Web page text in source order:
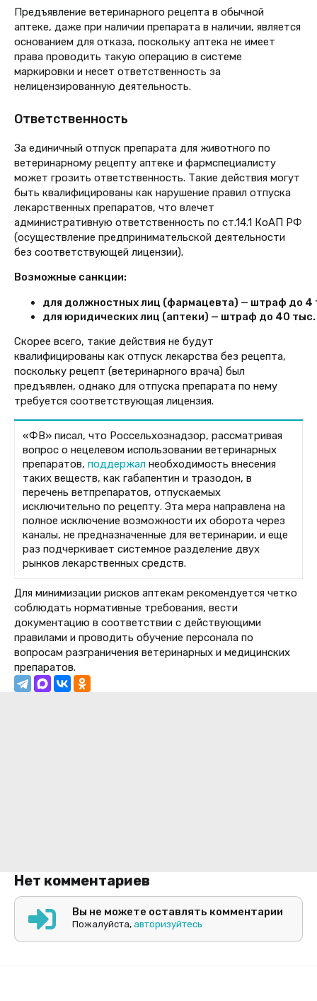
Предъявление ветеринарного рецепта в обычной
аптеке, даже при наличии препарата в наличии, является
основанием для отказа, поскольку аптека не имеет
права проводить такую операцию в системе
маркировки и несет ответственность за
нелицензированную деятельность.
Ответственность
За единичный отпуск препарата для животного по
ветеринарному рецепту аптеке и фармспециалисту
может грозить ответственность. Такие действия могут
быть квалифицированы как нарушение правил отпуска
лекарственных препаратов, что влечет
административную ответственность по ст.14.1 КоАП РФ
(осуществление предпринимательской деятельности
без соответствующей лицензии).
Возможные санкции:
для должностных лиц (фармацевта) — штраф до 4
для юридических лиц (аптеки) — штраф до 40
Скорее всего, такие действия не будут
квалифицированы как отпуск лекарства без рецепта,
поскольку рецепт (ветеринарного врача) был
предъявлен, однако для отпуска препарата по нему
требуется соответствующая лицензия.
«ФВ» писал, что Россельхознадзор, рассматривая
вопрос о нецелевом использовании ветеринарных
препаратов,поддержал необходимость внесения
таких веществ, как габапентин и тразодон, в
перечень ветпрепаратов, отпускаемых
исключительно по рецепту. Эта мера направлена на
полное исключение возможности их оборота через
каналы, не предназначенные для ветеринарии, и еще
раз подчеркивает системное разделение двух
рынков лекарственных средств.
Для минимизации рисков аптекам рекомендуется четко
соблюдать нормативные требования, вести
документацию в соответствии с действующими
правилами и проводить обучение персонала по
вопросам разграничения ветеринарных и медицинских
препаратов.
Нет комментариев
Вы не можете оставлять комментарии
Пожалуйста, авторизуйтесь